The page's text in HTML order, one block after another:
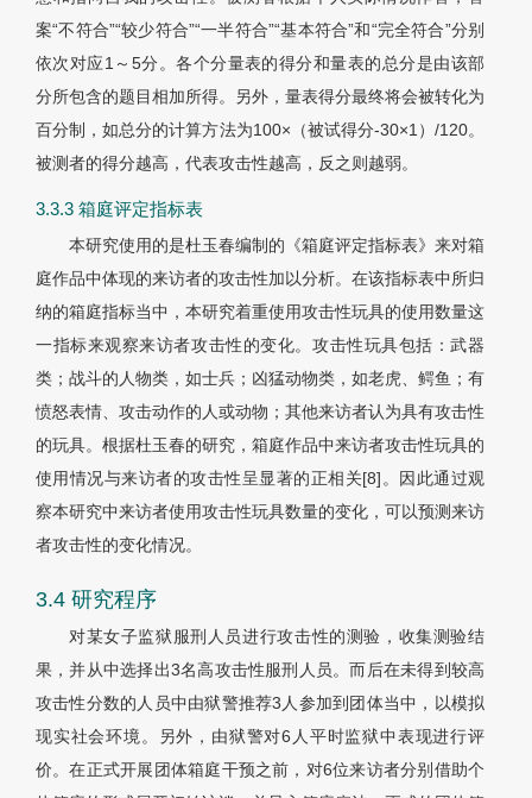
案“不符合”“较少符合”“一半符合”“基本符合”和“完全符合”分别
依次对应1～5分。各个分量表的得分和量表的总分是由该部
分所包含的题目相加所得。另外，量表得分最终将会被转化为
百分制，如总分的计算方法为100×（被试得分-30×1）/120。
被测者的得分越高，代表攻击性越高，反之则越弱。
3.3.3 箱庭评定指标表
本研究使用的是杜玉春编制的《箱庭评定指标表》来对箱
庭作品中体现的来访者的攻击性加以分析。在该指标表中所归
纳的箱庭指标当中，本研究着重使用攻击性玩具的使用数量这
一指标来观察来访者攻击性的变化。攻击性玩具包括：武器
类；战斗的人物类，如士兵；凶猛动物类，如老虎、鳄鱼；有
愤怒表情、攻击动作的人或动物；其他来访者认为具有攻击性
的玩具。根据杜玉春的研究，箱庭作品中来访者攻击性玩具的
使用情况与来访者的攻击性呈显著的正相关[8]。因此通过观
察本研究中来访者使用攻击性玩具数量的变化，可以预测来访
者攻击性的变化情况。
3.4 研究程序
对某女子监狱服刑人员进行攻击性的测验，收集测验结
果，并从中选择出3名高攻击性服刑人员。而后在未得到较高
攻击性分数的人员中由狱警推荐3人参加到团体当中，以模拟
现实社会环境。另外，由狱警对6人平时监狱中表现进行评
价。在正式开展团体箱庭干预之前，对6位来访者分别借助个